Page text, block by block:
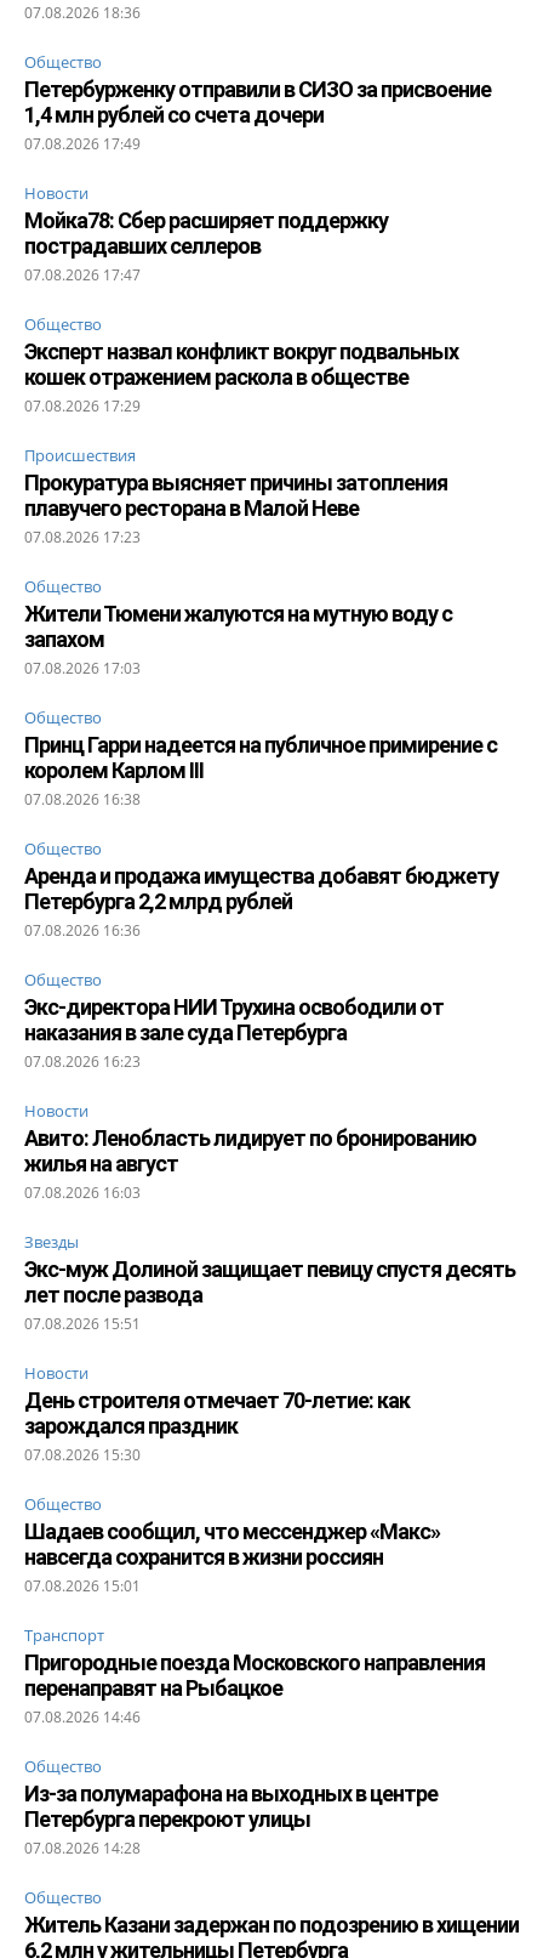
07.08.2026 18:36
Общество
Петербурженку отправили в СИЗО за присвоение
1,4 млн рублей со счета дочери
07.08.2026 17:49
Новости
Мойка78: Сбер расширяет поддержку
пострадавших селлеров
07.08.2026 17:47
Общество
Эксперт назвал конфликт вокруг подвальных
кошек отражением раскола в обществе
07.08.2026 17:29
Происшествия
Прокуратура выясняет причины затопления
плавучего ресторана в Малой Неве
07.08.2026 17:23
Общество
Жители Тюмени жалуются на мутную воду с
запахом
07.08.2026 17:03
Общество
Принц Гарри надеется на публичное примирение с
королем Карлом III
07.08.2026 16:38
Общество
Аренда и продажа имущества добавят бюджету
Петербурга 2,2 млрд рублей
07.08.2026 16:36
Общество
Экс-директора НИИ Трухина освободили от
наказания в зале суда Петербурга
07.08.2026 16:23
Новости
Авито: Ленобласть лидирует по бронированию
жилья на август
07.08.2026 16:03
Звезды
Экс-муж Долиной защищает певицу спустя десять
лет после развода
07.08.2026 15:51
Новости
День строителя отмечает 70-летие: как
зарождался праздник
07.08.2026 15:30
Общество
Шадаев сообщил, что мессенджер «Макс»
навсегда сохранится в жизни россиян
07.08.2026 15:01
Транспорт
Пригородные поезда Московского направления
перенаправят на Рыбацкое
07.08.2026 14:46
Общество
Из-за полумарафона на выходных в центре
Петербурга перекроют улицы
07.08.2026 14:28
Общество
Житель Казани задержан по подозрению в хищении
6,2 млн у жительницы Петербурга